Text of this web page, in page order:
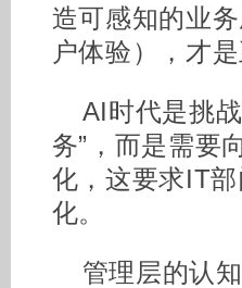
造可感知的业
户体验），才是
AI时代是挑
务”，而是需要
化，这要求IT
化。
管理层的认